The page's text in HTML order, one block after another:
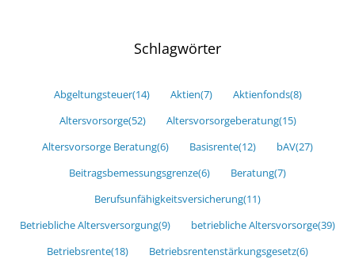
Schlagwörter
Abgeltungsteuer(14) Aktien(7) Aktienfonds(8)
Altersvorsorge(52) Altersvorsorgeberatung(15)
Altersvorsorge Beratung(6) Basisrente(12) bAV(27)
Beitragsbemessungsgrenze(6) Beratung(7)
Berufsunfähigkeitsversicherung(11)
Betriebliche Altersversorgung(9) betriebliche Altersvorsorge(39)
Betriebsrente(18) Betriebsrentenstärkungsgesetz(6)